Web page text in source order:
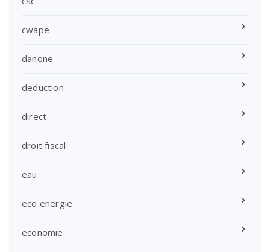
cwape
danone
deduction
direct
droit fiscal
eau
eco energie
economie